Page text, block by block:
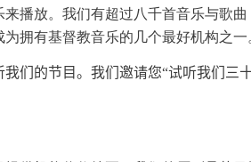
播放。我们有超过八千首音乐与歌
拥有基督教音乐的几个最好机构之一。
们的节目。我们邀请您“试听我们三